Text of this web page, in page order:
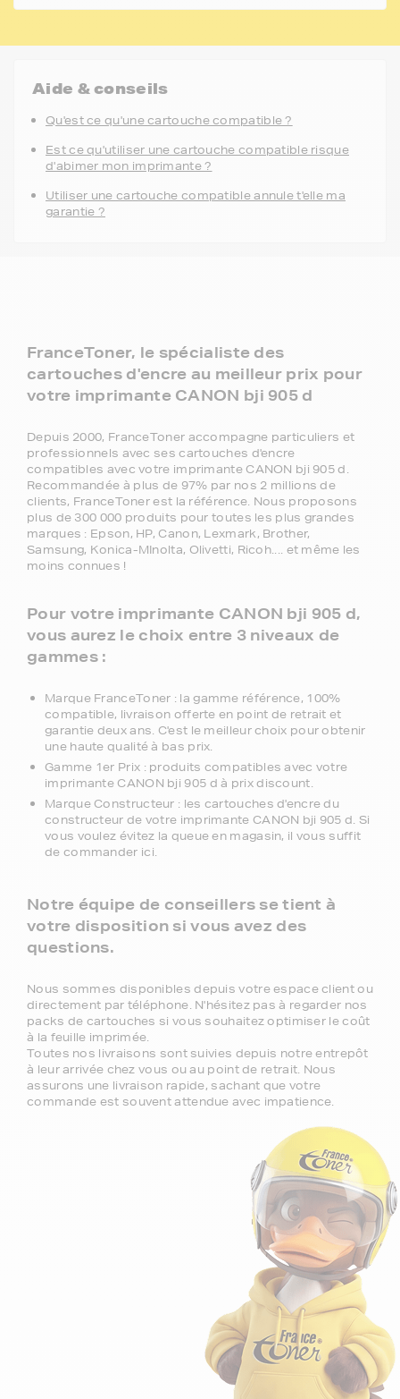
Aide & conseils
Qu'est ce qu'une cartouche compatible ?
Est ce qu'utiliser une cartouche compatible risque
d'abimer mon imprimante ?
Utiliser une cartouche compatible annule t'elle ma
garantie ?
FranceToner, le spécialiste des
cartouches d'encre au meilleur prix pour
votre imprimante CANON bji 905 d
Depuis 2000, FranceToner accompagne particuliers et
professionnels avec ses cartouches d'encre
compatibles avec votre imprimante CANON bji 905 d.
Recommandée à plus de 97% par nos 2 millions de
clients, FranceToner est la référence. Nous proposons
plus de 300 000 produits pour toutes les plus grandes
marques : Epson, HP, Canon, Lexmark, Brother,
Samsung, Konica-MInolta, Olivetti, Ricoh.... et même les
moins connues !
Pour votre imprimante CANON bji 905 d,
vous aurez le choix entre 3 niveaux de
gammes :
Marque FranceToner : la gamme référence, 100%
compatible, livraison offerte en point de retrait et
garantie deux ans. C'est le meilleur choix pour obtenir
une haute qualité à bas prix.
Gamme 1er Prix : produits compatibles avec votre
imprimante CANON bji 905 d à prix discount.
Marque Constructeur : les cartouches d'encre du
constructeur de votre imprimante CANON bji 905 d. Si
vous voulez évitez la queue en magasin, il vous suffit
de commander ici.
Notre équipe de conseillers se tient à
votre disposition si vous avez des
questions.
Nous sommes disponibles depuis votre espace client ou
directement par téléphone. N'hésitez pas à regarder nos
packs de cartouches si vous souhaitez optimiser le coût
à la feuille imprimée.
Toutes nos livraisons sont suivies depuis notre entrepôt
à leur arrivée chez vous ou au point de retrait. Nous
assurons une livraison rapide, sachant que votre
commande est souvent attendue avec impatience.